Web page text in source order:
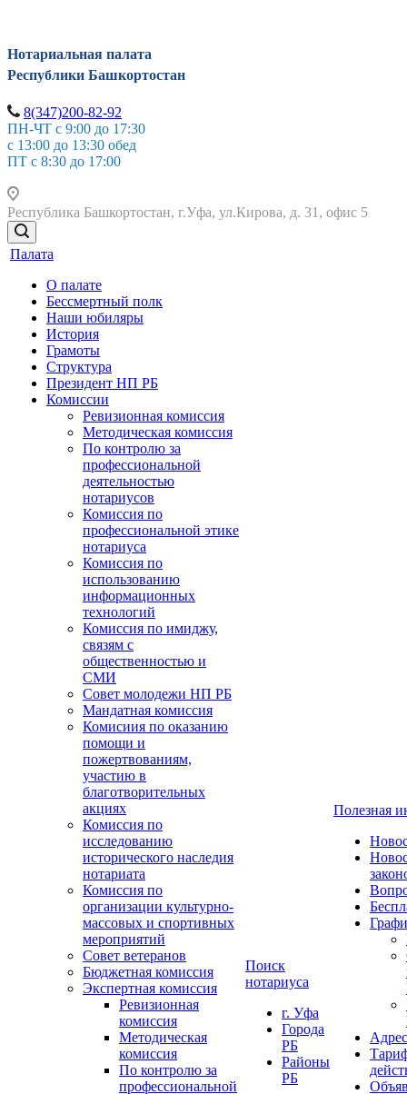
Нотариальная палата
Республики Башкортостан
8(347)200-82-92
ПН-ЧТ с 9:00 до 17:30
с 13:00 до 13:30 обед
ПТ с 8:30 до 17:00
Республика Башкортостан, г.Уфа, ул.Кирова, д. 31, офис 5
Палата
О палате
Бессмертный полк
Наши юбиляры
История
Грамоты
Структура
Президент НП РБ
Комиссии
Ревизионная комиссия
Методическая комиссия
По контролю за
профессиональной
деятельностью
нотариусов
Комиссия по
профессиональной этике
нотариуса
Комиссия по
использованию
информационных
технологий
Комиссия по имиджу,
связям с
общественностью и
СМИ
Совет молодежи НП РБ
Мандатная комиссия
Комисиия по оказанию
помощи и
пожертвованиям,
участию в
благотворительных
акциях
Комиссия по
исследованию
исторического наследия
нотариата
Комиссия по
организации культурно-
массовых и спортивных
мероприятий
Совет ветеранов
Бюджетная комиссия
Экспертная комиссия
Ревизионная
комиссия
Методическая
комиссия
По контролю за
профессиональной
Поиск
нотариуса
г. Уфа
Города
РБ
Районы
РБ
Полезная